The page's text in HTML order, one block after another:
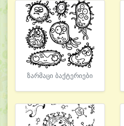
ზარმაცი ბაქტერიები